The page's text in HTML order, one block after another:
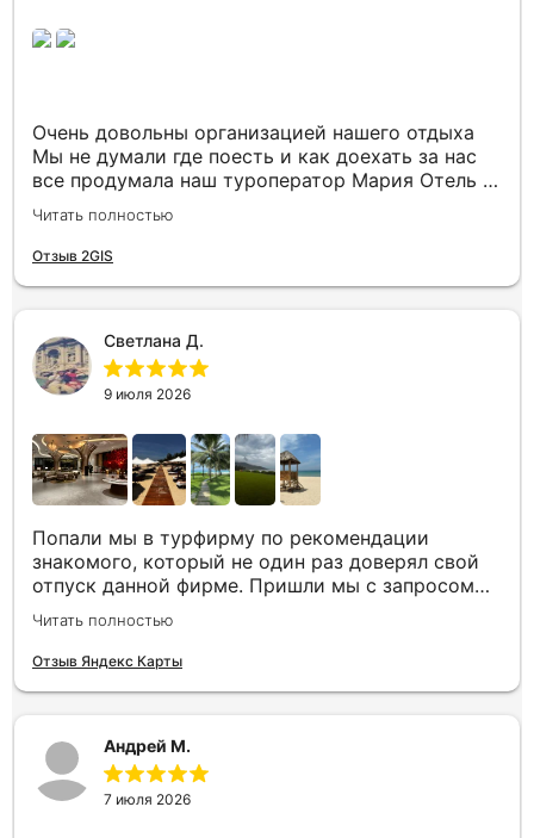
Очень довольны организацией нашего отдыха
Мы не думали где поесть и как доехать за нас
все продумала наш туроператор Мария Отель в
котором мы жили находится в тихом месте в
шаговой доступности большое количество
достопримечательностей и мест где можно
Читать полностью
Отзыв 2GIS
Светлана Д.
9 июля 2026
Попали мы в турфирму по рекомендации
знакомого, который не один раз доверял свой
отпуск данной фирме. Пришли мы с запросом
«хочу то, не знаю что», было несколько
направлений, но куда точно хотим,
представления не имели. Нашим агентом была
климат на наши даты. Всё емко и по делу. В этот
же день нам по каждому из направлений были
представлены всевозможные варианты. Как
Читать полностью
Отзыв Яндекс Карты
Андрей М.
7 июля 2026